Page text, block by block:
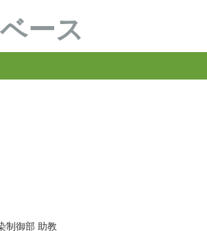
ース
制御部 助教